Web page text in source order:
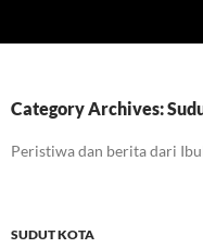
Category Archives:
Peristiwa dan berita dari
SUDUT KOTA